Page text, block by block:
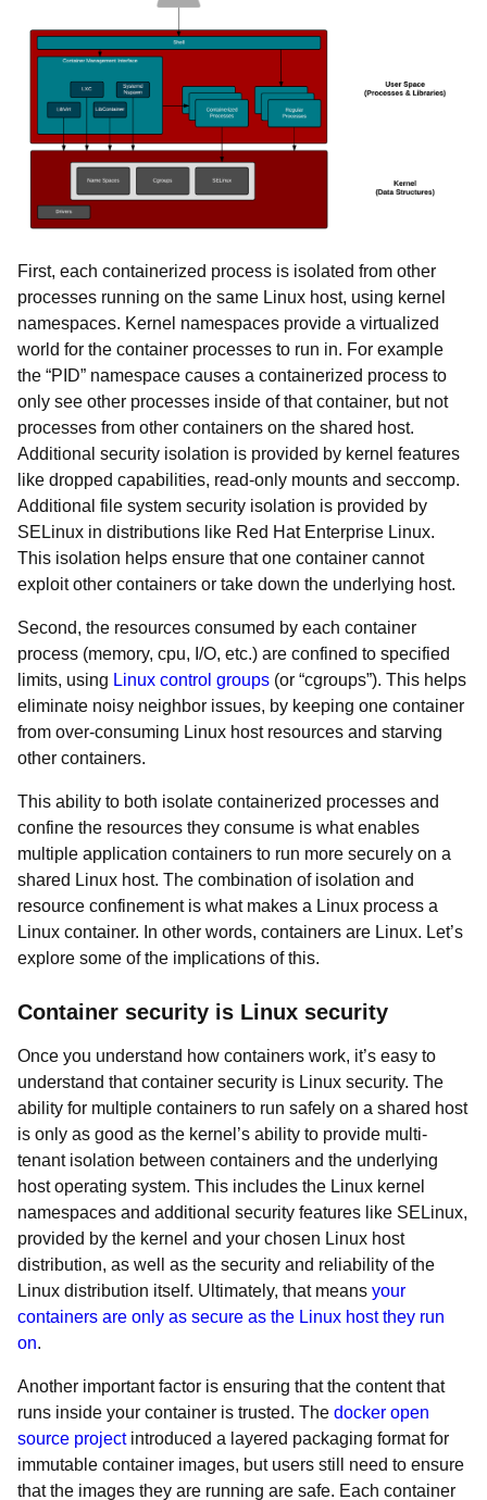
First, each containerized process is isolated from other
processes running on the same Linux host, using kernel
namespaces. Kernel namespaces provide a virtualized
world for the container processes to run in. For example
the “PID” namespace causes a containerized process to
only see other processes inside of that container, but not
processes from other containers on the shared host.
Additional security isolation is provided by kernel features
like dropped capabilities, read-only mounts and seccomp.
Additional file system security isolation is provided by
SELinux in distributions like Red Hat Enterprise Linux.
This isolation helps ensure that one container cannot
exploit other containers or take down the underlying host.
Second, the resources consumed by each container
process (memory, cpu, I/O, etc.) are confined to specified
limits, using Linux control groups (or “cgroups”). This helps
eliminate noisy neighbor issues, by keeping one container
from over-consuming Linux host resources and starving
other containers.
This ability to both isolate containerized processes and
confine the resources they consume is what enables
multiple application containers to run more securely on a
shared Linux host. The combination of isolation and
resource confinement is what makes a Linux process a
Linux container. In other words, containers are Linux. Let’s
explore some of the implications of this.
Container security is Linux security
Once you understand how containers work, it’s easy to
understand that container security is Linux security. The
ability for multiple containers to run safely on a shared host
is only as good as the kernel’s ability to provide multi-
tenant isolation between containers and the underlying
host operating system. This includes the Linux kernel
namespaces and additional security features like SELinux,
provided by the kernel and your chosen Linux host
distribution, as well as the security and reliability of the
Linux distribution itself. Ultimately, that means your
containers are only as secure as the Linux host they run
on.
Another important factor is ensuring that the content that
runs inside your container is trusted. The docker open
source projectintroduced a layered packaging format for
immutable container images, but users still need to ensure
that the images they are running are safe. Each container